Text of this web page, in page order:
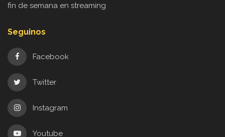
fin de semana en streaming
Seguinos
Facebook
Twitter
Instagram
Youtube